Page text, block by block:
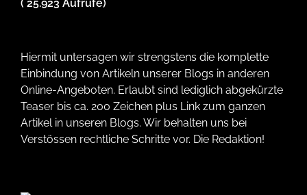
( 25.923 Aufrufe)
Hiermit untersagen wir strengstens die komplette
Einbindung von Artikeln unserer Blogs in anderen
Online-Angeboten. Erlaubt sind lediglich abgekürzte
Teaser bis ca. 200 Zeichen plus Link zum ganzen
Artikel in unseren Blogs. Wir behalten uns bei
Verstössen rechtliche Schritte vor. Die Redaktion!